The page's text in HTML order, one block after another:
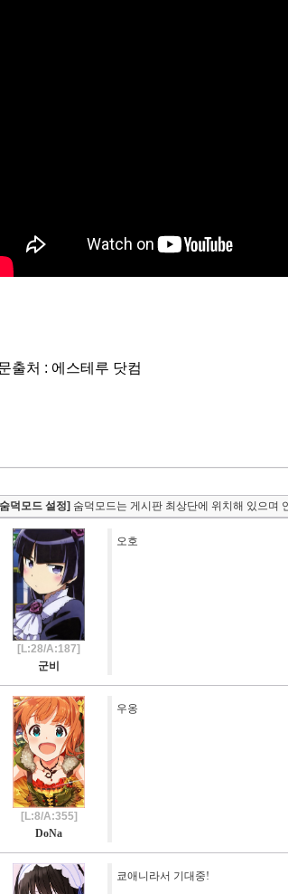
출처 : 에스테루 닷컴
덕모드 설정] 숨덕모드는 게시판 최상단에 위치해 있으며
[L:28/A:187]
군비
오호
[L:8/A:355]
DoNa
우옹
쿄애니라서 기대중!